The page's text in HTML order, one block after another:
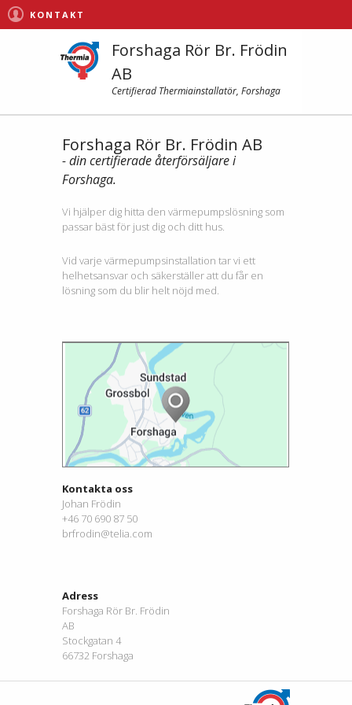
KONTAKT
Forshaga Rör Br. Frödin
AB
Certifierad Thermiainstallatör, Forshaga
Forshaga Rör Br. Frödin AB
- din certifierade återförsäljare i
Forshaga.
Vi hjälper dig hitta den värmepumpslösning som
passar bäst för just dig och ditt hus.
Vid varje värmepumpsinstallation tar vi ett
helhetsansvar och säkerställer att du får en
lösning som du blir helt nöjd med.
Kontakta oss
Johan Frödin
+46 70 690 87 50
brfrodin@telia.com
Adress
Forshaga Rör Br. Frödin
AB
Stockgatan 4
66732 Forshaga